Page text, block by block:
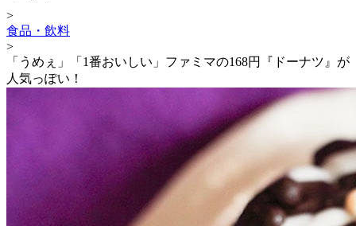
>
食品・飲料
>
「うめぇ」「1番おいしい」ファミマの168円『ドーナツ』が
人気っぽい！